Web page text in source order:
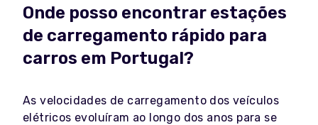
Onde posso encontrar estações
de carregamento rápido para
carros em Portugal?
As velocidades de carregamento dos veículos
elétricos evoluíram ao longo dos anos para se